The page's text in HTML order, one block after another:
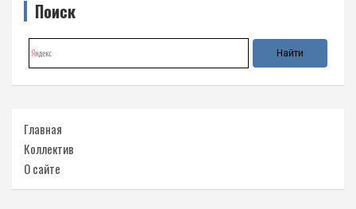
Поиск
Главная
Коллектив
О сайте